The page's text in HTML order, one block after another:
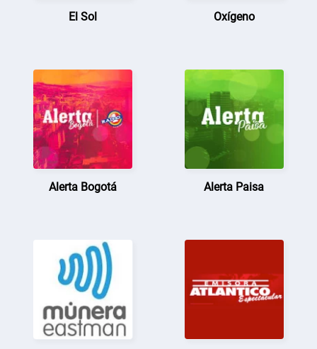
El Sol Oxígeno
Alerta Bogotá Alerta Paisa